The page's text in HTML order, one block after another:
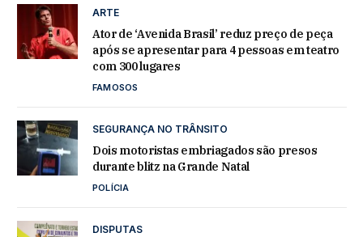
ARTE
Ator de ‘Avenida Brasil’ reduz preço de peça
após se apresentar para 4 pessoas em teatro
com 300 lugares
FAMOSOS
SEGURANÇA NO TRÂNSITO
Dois motoristas embriagados são presos
durante blitz na Grande Natal
POLÍCIA
DISPUTAS